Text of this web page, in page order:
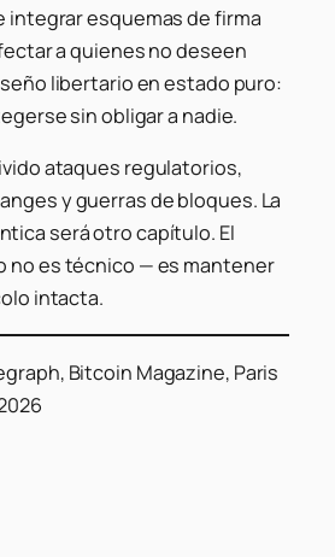
integrar esquemas de firma
a quienes no deseen
libertario en estado puro:
sin obligar a nadie.
ataques regulatorios,
y guerras de bloques. La
será otro capítulo. El
no es técnico — es mantener
intacta.
Bitcoin Magazine, Paris